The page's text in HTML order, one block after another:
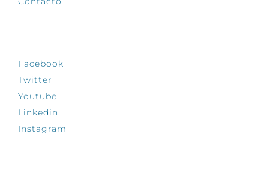
Facebook
Twitter
Youtube
Linkedin
Instagram